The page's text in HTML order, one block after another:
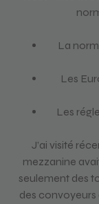
La
Les
Les
J’ai visité
mezzanine
seulement des
des convoyeurs